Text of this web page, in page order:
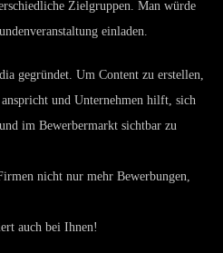
Zielgruppen. Man würde
einladen.
gegründet. Um Content zu erstellen,
und Unternehmen hilft, sich
im Bewerbermarkt sichtbar zu
nicht nur mehr Bewerbungen,
auch bei Ihnen!